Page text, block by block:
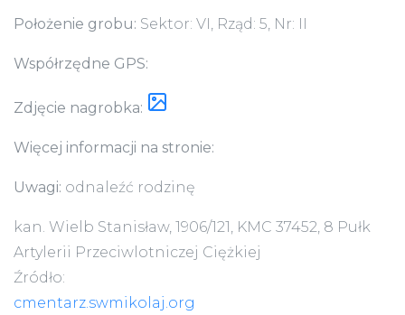
Położenie grobu: Sektor: VI, Rząd: 5, Nr: II
Współrzędne GPS:
Zdjęcie nagrobka:
Więcej informacji na stronie:
Uwagi: odnaleźć rodzinę
kan. Wielb Stanisław, 1906/121, KMC 37452, 8 Pułk
Artylerii Przeciwlotniczej Ciężkiej
Źródło:
cmentarz.swmikolaj.org